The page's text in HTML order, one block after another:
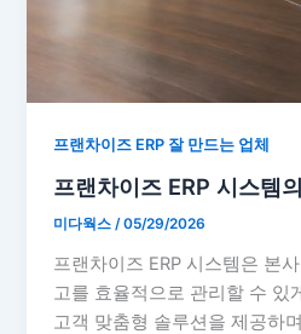
프랜차이즈 ERP 잘 만드는 업체
프랜차이즈 ERP 시스템
미다웍스 /05/29/2026
프랜차이즈 ERP 시스템은 본
고를 효율적으로 관리할 수 있
고객 맞춤형 솔루션을 제공하